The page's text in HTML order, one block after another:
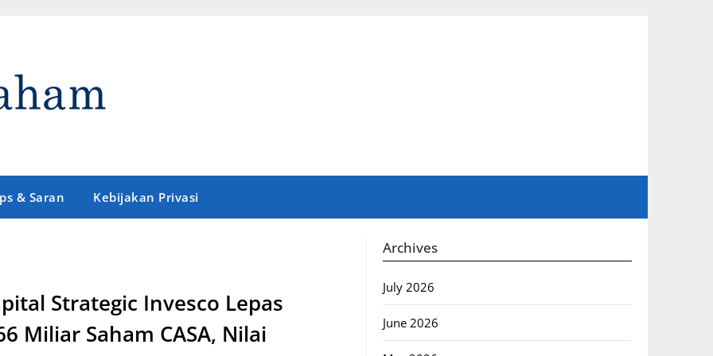
& Saran Kebijakan Privasi
Strategic Invesco Lepas
Miliar Saham CASA, Nilai
Archives
July 2026
June 2026